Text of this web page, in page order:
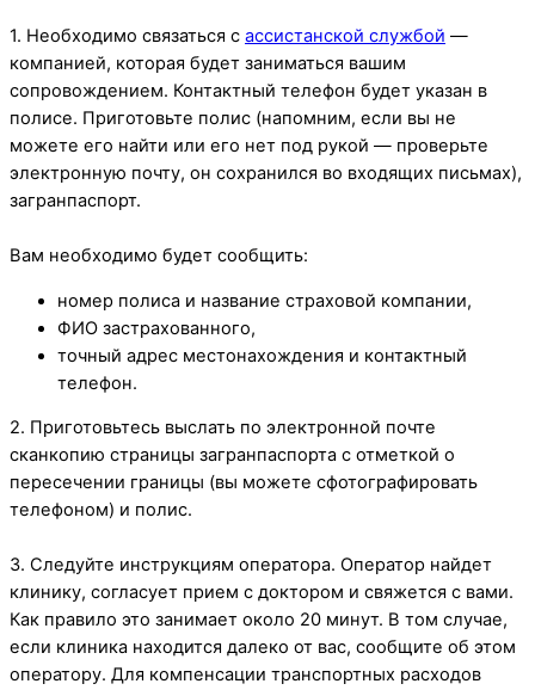
1. Необходимо связаться с ассистанской службой —
компанией, которая будет заниматься вашим
сопровождением. Контактный телефон будет указан в
полисе. Приготовьте полис (напомним, если вы не
можете его найти или его нет под рукой — проверьте
электронную почту, он сохранился во входящих письмах),
загранпаспорт.
Вам необходимо будет сообщить:
номер полиса и название страховой компании,
ФИО застрахованного,
точный адрес местонахождения и контактный
телефон.
2. Приготовьтесь выслать по электронной почте
сканкопию страницы загранпаспорта с отметкой о
пересечении границы (вы можете сфотографировать
телефоном) и полис.
3. Следуйте инструкциям оператора. Оператор найдет
клинику, согласует прием с доктором и свяжется с вами.
Как правило это занимает около 20 минут. В том случае,
если клиника находится далеко от вас, сообщите об этом
оператору. Для компенсации транспортных расходов